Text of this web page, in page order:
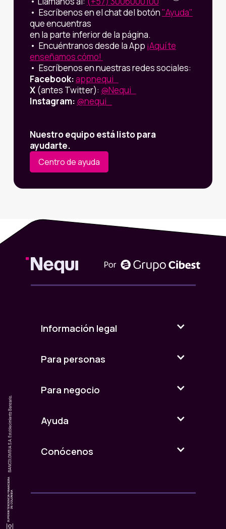
• Escríbenos en el chat del botón"Ayuda"
que encuentras
en la parte inferior de la página.
• Encuéntranos desde la App ¡Aquí te
enseñamos cómo!
• Escríbenos en nuestras redes sociales:
Facebook:appnequi
X (antes Twitter): @Nequi
Instagram: @nequi_
Nuestro equipo está listo para
ayudarte.
Centro de ayuda
Información legal
Para personas
Para negocio
Ayuda
Conócenos